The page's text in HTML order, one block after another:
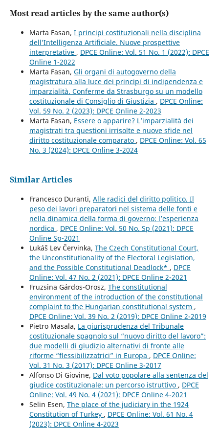
Most read articles by the same author(s)
Marta Fasan, I principi costituzionali nella disciplina
dell’Intelligenza Artificiale. Nuove prospettive
interpretative , DPCE Online: Vol. 51 No. 1 (2022): DPCE
Online 1-2022
Marta Fasan, Gli organi di autogoverno della
magistratura alla luce dei principi di indipendenza e
imparzialità. Conferme da Strasburgo su un modello
costituzionale di Consiglio di Giustizia , DPCE Online:
Vol. 59 No. 2 (2023): DPCE Online 2-2023
Marta Fasan, Essere o apparire? L’imparzialità dei
magistrati tra questioni irrisolte e nuove sfide nel
diritto costituzionale comparato , DPCE Online: Vol. 65
No. 3 (2024): DPCE Online 3-2024
Similar Articles
Francesco Duranti, Alle radici del diritto politico. Il
peso dei lavori preparatori nel sistema delle fonti e
nella dinamica della forma di governo: l’esperienza
nordica , DPCE Online: Vol. 50 No. Sp (2021): DPCE
Online Sp-2021
Lukáš Lev Červinka, The Czech Constitutional Court,
the Unconstitutionality of the Electoral Legislation,
and the Possible Constitutional Deadlock* , DPCE
Online: Vol. 47 No. 2 (2021): DPCE Online 2-2021
Fruzsina Gárdos-Orosz, The constitutional
environment of the introduction of the constitutional
complaint to the Hungarian constitutional system ,
DPCE Online: Vol. 39 No. 2 (2019): DPCE Online 2-2019
Pietro Masala, La giurisprudenza del Tribunale
costituzionale spagnolo sul “nuovo diritto del lavoro”:
due modelli di giudizio alternativi di fronte alle
riforme “flessibilizzatrici” in Europa , DPCE Online:
Vol. 31 No. 3 (2017): DPCE Online 3-2017
Alfonso Di Giovine, Dal voto popolare alla sentenza del
giudice costituzionale: un percorso istruttivo , DPCE
Online: Vol. 49 No. 4 (2021): DPCE Online 4-2021
Selin Esen, The place of the judiciary in the 1924
Constitution of Turkey , DPCE Online: Vol. 61 No. 4
(2023): DPCE Online 4-2023